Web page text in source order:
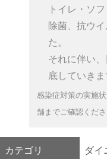
トイレ・ソ
除菌、抗ウ
た。
それに伴い
底していきま
感染症対策の実施
舗までご確認くださ
カテゴリ
ダイ